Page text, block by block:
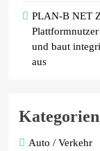
PLAN-B NET
und baut
aus
Kategorien
Auto / Verkehr